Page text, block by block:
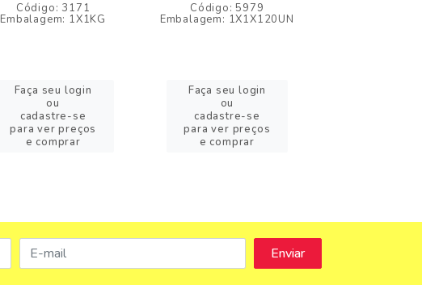
Código: 3171
Embalagem: 1X1KG
Faça seu login
ou
cadastre-se
para ver preços
e comprar
Código: 5979
Embalagem: 1X1X120UN
Faça seu login
ou
cadastre-se
para ver preços
e comprar